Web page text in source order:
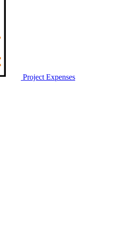
Project Expenses